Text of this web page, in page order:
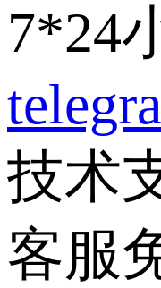
7*24
技术
客服